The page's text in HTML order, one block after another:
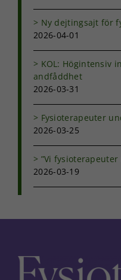
Ny dejtingsajt för
2026-04-01
KOL: Högintensiv
andfåddhet
2026-03-31
Fysioterapeuter
2026-03-25
”Vi
2026-03-19